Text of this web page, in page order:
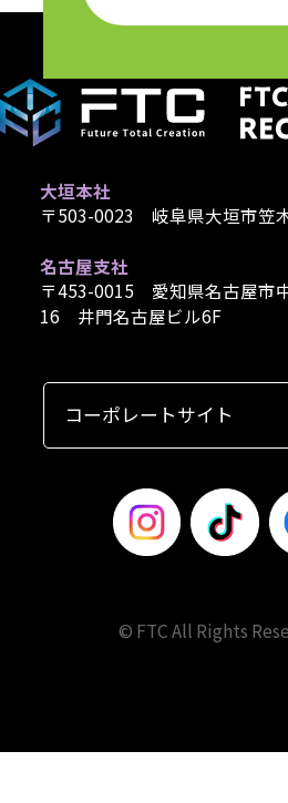
大垣本社
〒503-0023 岐阜県大垣市笠
名古屋支社
〒453-0015 愛知県名古屋市
16 井門名古屋ビル6F
コーポレートサイト
© FTC All Rights